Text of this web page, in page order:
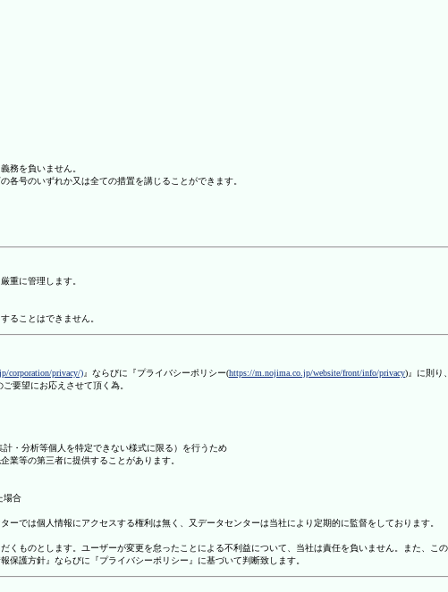
務を負いません。
号のいずれか又は全ての措置を講じることができます。
重に管理します。
ることはできません。
corporation/privacy/)』ならびに『プライバシーポリシー(https://m.nojima.co.jp/website/front/info/privacy)』に則り
要望にお応えさせて頂く為。
・分析等個人を特定できない様式に限る）を行うため
業等の第三者に提供することがあります。
場合
では個人情報にアクセスする権利は無く、又データセンターは当社により定期的に監督をしております。
ものとします。ユーザーが変更を怠ったことによる不利益について、当社は責任を負いません。また、こ
護方針』ならびに『プライバシーポリシー』に基づいて判断致します。